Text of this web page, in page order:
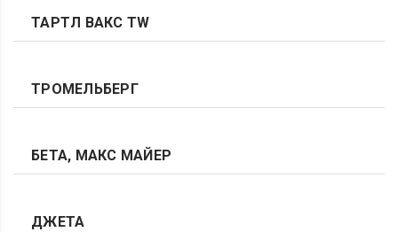
ТАРТЛ ВАКС TW
ТРОМЕЛЬБЕРГ
БЕТА, МАКС МАЙЕР
ДЖЕТА